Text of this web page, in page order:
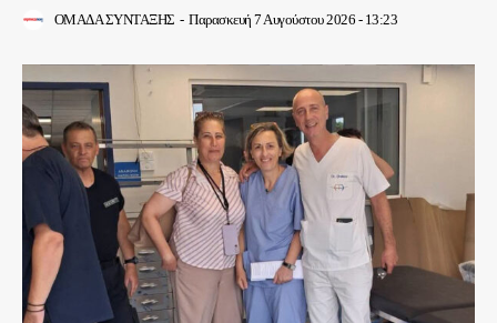
ΟΜΑΔΑ ΣΥΝΤΑΞΗΣ - Παρασκευή 7 Αυγούστου 2026 - 13:23